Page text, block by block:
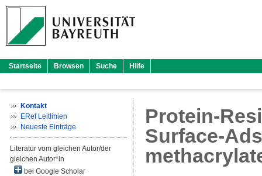
Startseite Browsen Suche Hilfe
Kontakt
ERef Leitlinien
Neueste Einträge
Literatur vom gleichen Autor/der
gleichen Autor*in
bei Google Scholar
Protein-
Surface-